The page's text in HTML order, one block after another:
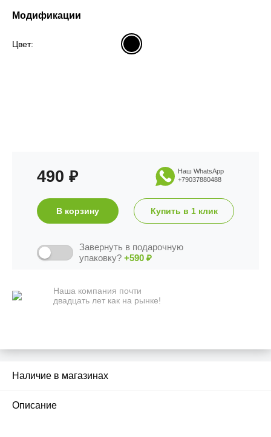
Модификации
Цвет:
490 ₽
Наш WhatsApp
+79037880488
В корзину Купить в 1 клик
Завернуть в подарочную
упаковку? +590 ₽
Наша компания почти
двадцать лет как на рынке!
Наличие в магазинах
Описание